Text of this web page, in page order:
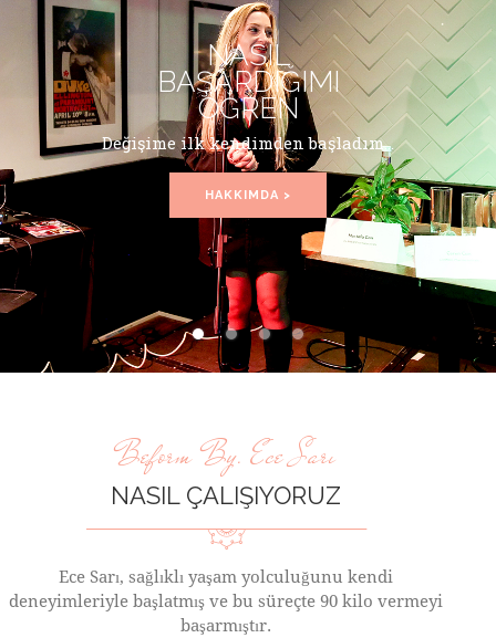
NASIL
BAŞARDIĞIMI
ÖĞREN
Değişime ilk kendimden başladım...
HAKKIMDA >
Beform By. Ece Sarı
NASIL ÇALIŞIYORUZ
Ece Sarı, sağlıklı yaşam yolculuğunu kendi
deneyimleriyle başlatmış ve bu süreçte 90 kilo vermeyi
başarmıştır.